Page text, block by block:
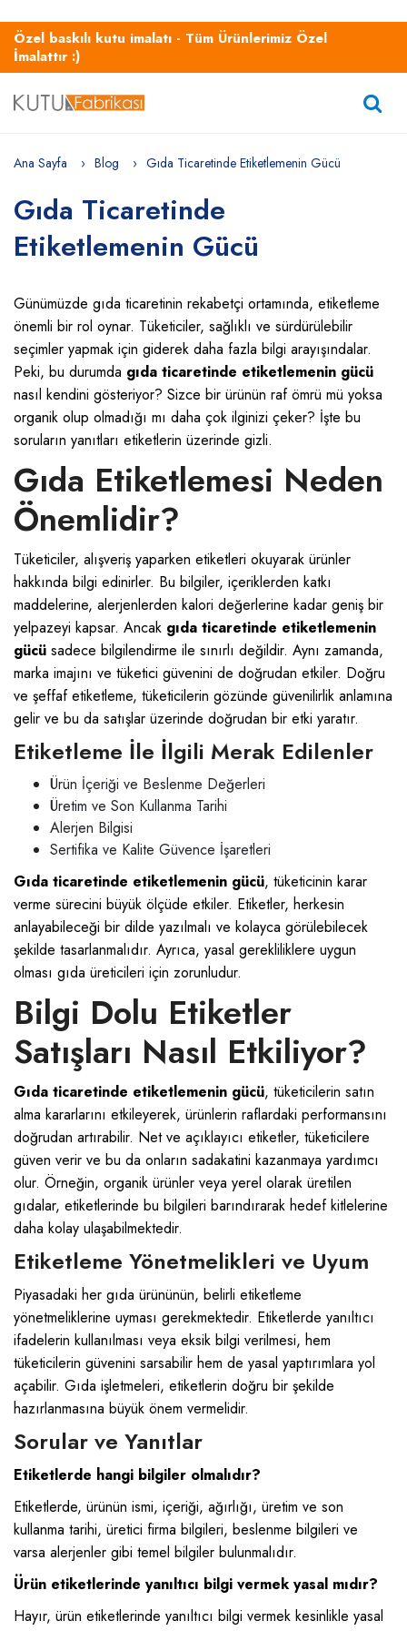
Özel baskılı kutu imalatı - Tüm Ürünlerimiz Özel
İmalattır :)
Ana Sayfa Blog Gıda Ticaretinde Etiketlemenin Gücü
Gıda Ticaretinde
Etiketlemenin Gücü
Günümüzde gıda ticaretinin rekabetçi ortamında, etiketleme
önemli bir rol oynar. Tüketiciler, sağlıklı ve sürdürülebilir
seçimler yapmak için giderek daha fazla bilgi arayışındalar.
Peki, bu durumda gıda ticaretinde etiketlemenin gücü
nasıl kendini gösteriyor? Sizce bir ürünün raf ömrü mü yoksa
organik olup olmadığı mı daha çok ilginizi çeker? İşte bu
soruların yanıtları etiketlerin üzerinde gizli.
Gıda Etiketlemesi Neden
Önemlidir?
Tüketiciler, alışveriş yaparken etiketleri okuyarak ürünler
hakkında bilgi edinirler. Bu bilgiler, içeriklerden katkı
maddelerine, alerjenlerden kalori değerlerine kadar geniş bir
yelpazeyi kapsar. Ancak gıda ticaretinde etiketlemenin
gücü sadece bilgilendirme ile sınırlı değildir. Aynı zamanda,
marka imajını ve tüketici güvenini de doğrudan etkiler. Doğru
ve şeffaf etiketleme, tüketicilerin gözünde güvenilirlik anlamına
gelir ve bu da satışlar üzerinde doğrudan bir etki yaratır.
Etiketleme İle İlgili Merak Edilenler
Ürün İçeriği ve Beslenme Değerleri
Üretim ve Son Kullanma Tarihi
Alerjen Bilgisi
Sertifika ve Kalite Güvence İşaretleri
Gıda ticaretinde etiketlemenin gücü, tüketicinin karar
verme sürecini büyük ölçüde etkiler. Etiketler, herkesin
anlayabileceği bir dilde yazılmalı ve kolayca görülebilecek
şekilde tasarlanmalıdır. Ayrıca, yasal gerekliliklere uygun
olması gıda üreticileri için zorunludur.
Bilgi Dolu Etiketler
Satışları Nasıl Etkiliyor?
Gıda ticaretinde etiketlemenin gücü, tüketicilerin satın
alma kararlarını etkileyerek, ürünlerin raflardaki performansını
doğrudan artırabilir. Net ve açıklayıcı etiketler, tüketicilere
güven verir ve bu da onların sadakatini kazanmaya yardımcı
olur. Örneğin, organik ürünler veya yerel olarak üretilen
gıdalar, etiketlerinde bu bilgileri barındırarak hedef kitlelerine
daha kolay ulaşabilmektedir.
Etiketleme Yönetmelikleri ve Uyum
Piyasadaki her gıda ürününün, belirli etiketleme
yönetmeliklerine uyması gerekmektedir. Etiketlerde yanıltıcı
ifadelerin kullanılması veya eksik bilgi verilmesi, hem
tüketicilerin güvenini sarsabilir hem de yasal yaptırımlara yol
açabilir. Gıda işletmeleri, etiketlerin doğru bir şekilde
hazırlanmasına büyük önem vermelidir.
Sorular ve Yanıtlar
Etiketlerde hangi bilgiler olmalıdır?
Etiketlerde, ürünün ismi, içeriği, ağırlığı, üretim ve son
kullanma tarihi, üretici firma bilgileri, beslenme bilgileri ve
varsa alerjenler gibi temel bilgiler bulunmalıdır.
Ürün etiketlerinde yanıltıcı bilgi vermek yasal mıdır?
Hayır, ürün etiketlerinde yanıltıcı bilgi vermek kesinlikle yasal